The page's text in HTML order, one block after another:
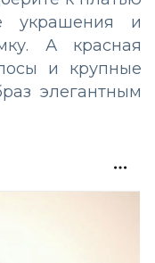
украшения и
А красная
и крупные
элегантным